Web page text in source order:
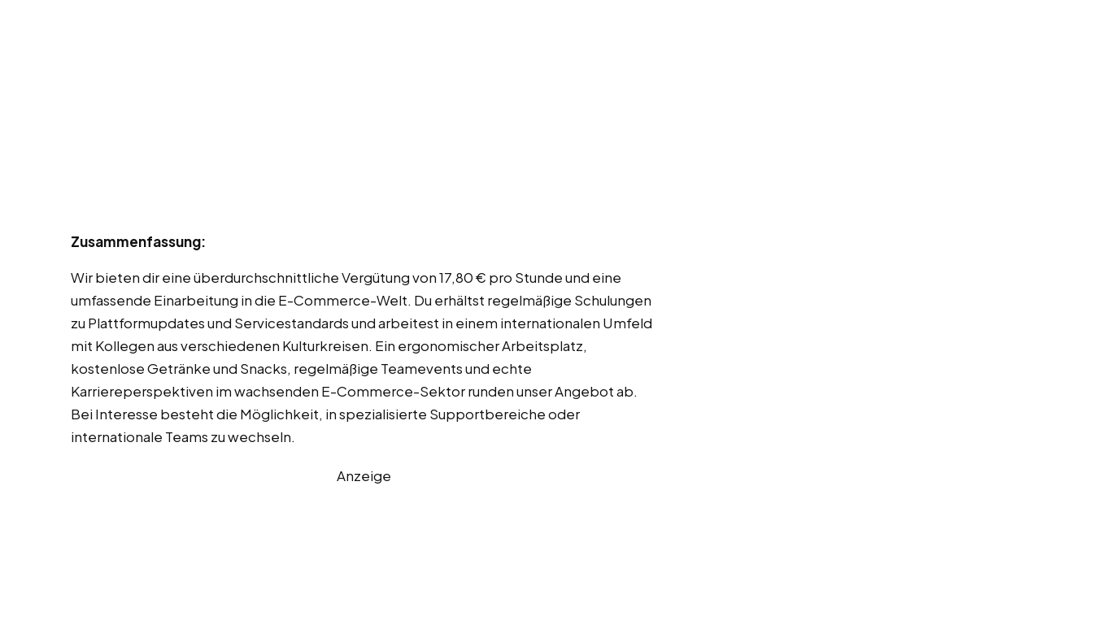
Zusammenfassung:
Wir bieten dir eine überdurchschnittliche Vergütung von 17,80 € pro Stunde und eine
umfassende Einarbeitung in die E-Commerce-Welt. Du erhältst regelmäßige Schulungen
zu Plattformupdates und Servicestandards und arbeitest in einem internationalen Umfeld
mit Kollegen aus verschiedenen Kulturkreisen. Ein ergonomischer Arbeitsplatz,
kostenlose Getränke und Snacks, regelmäßige Teamevents und echte
Karriereperspektiven im wachsenden E-Commerce-Sektor runden unser Angebot ab.
Bei Interesse besteht die Möglichkeit, in spezialisierte Supportbereiche oder
internationale Teams zu wechseln.
Anzeige